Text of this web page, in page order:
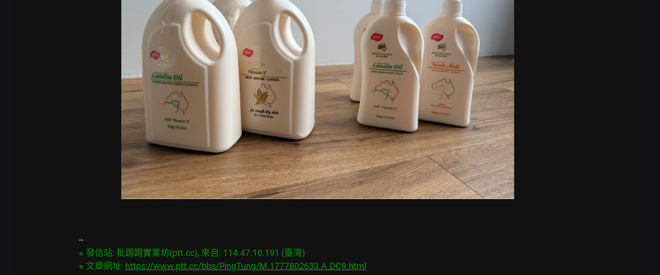
※ 發信站: 批踢踢實業坊(ptt.cc), 來自: 114.47.10.191 (臺灣)
※ 文章網址: https://www.ptt.cc/bbs/PingTung/M.1777802633.A.DC9.html